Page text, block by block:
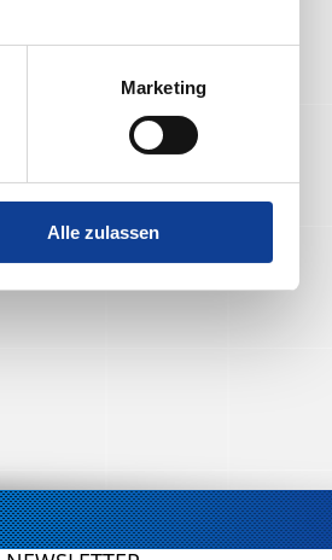
Marketing
Alle zulassen